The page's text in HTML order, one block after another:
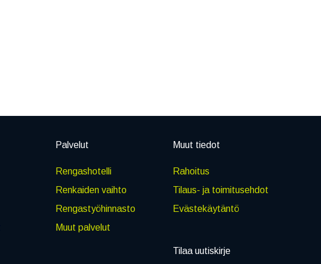
Palvelut
Rengashotelli
Renkaiden vaihto
Rengastyöhinnasto
Muut palvelut
Muut tiedot
Rahoitus
Tilaus- ja toimitusehdot
Evästekäytäntö
Tilaa uutiskirje